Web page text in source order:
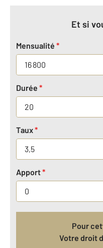
Et si
Mensualité *
Durée *
Taux*
Apport*
Pour
Votre droit